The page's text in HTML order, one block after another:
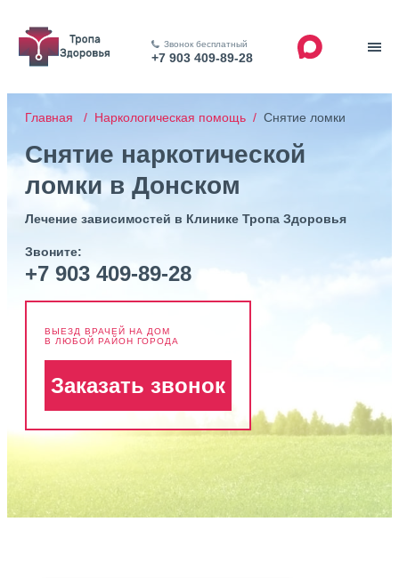
Звонок бесплатный
+7 903 409-89-28
Главная / Наркологическая помощь / Снятие ломки
Снятие наркотической
ломки в Донском
Лечение зависимостей в Клинике Тропа Здоровья
Звоните:
+7 903 409-89-28
ВЫЕЗД ВРАЧЕЙ НА ДОМ
В ЛЮБОЙ РАЙОН ГОРОДА
Заказать звонок